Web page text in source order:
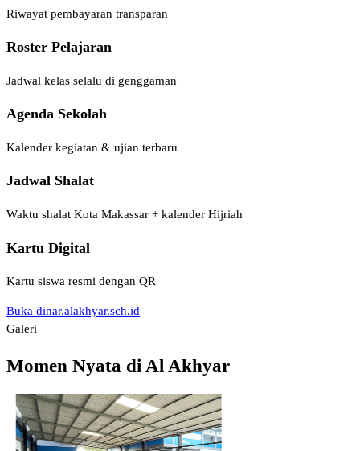
Riwayat pembayaran transparan
Roster Pelajaran
Jadwal kelas selalu di genggaman
Agenda Sekolah
Kalender kegiatan & ujian terbaru
Jadwal Shalat
Waktu shalat Kota Makassar + kalender Hijriah
Kartu Digital
Kartu siswa resmi dengan QR
Buka dinar.alakhyar.sch.id
Galeri
Momen Nyata di Al Akhyar